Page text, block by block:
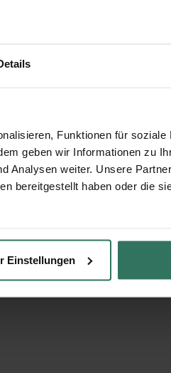
Funktionen für soziale
geben wir Informationen zu
Analysen weiter. Unsere
bereitgestellt haben oder die
Einstellungen